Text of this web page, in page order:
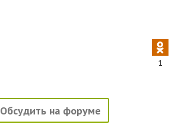
1
Обсудить на форуме